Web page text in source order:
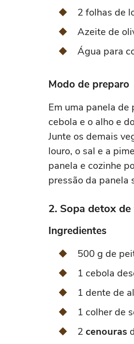
2 folhas de
Azeite de
Água para
Modo de preparo
Em uma panela
cebola e o alho e
Junte os demais
louro, o sal e a
panela e cozinhe
pressão da panela
2. Sopa detox
Ingredientes
500 g de
1 cebola
1 dente de
1 colher de
2 cenouras